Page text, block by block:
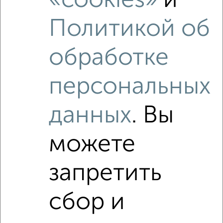
Комната в 2-к квартире, на длительный срок, 18м², 3/5
в месяц
Центральный район, Горького 53
Комната в 2-к квартире, на длительный срок, 15м², 3/5
Политикой об
обработке
персональных
данных. Вы
можете
запретить
сбор и